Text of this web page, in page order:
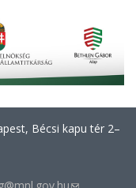
Bécsi kapu tér 2–